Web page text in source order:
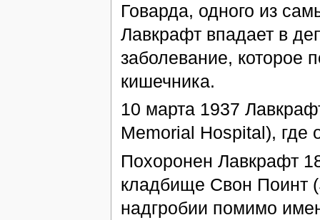
Говарда, одного из
Лавкрафт впадает в
заболевание, которое
кишечника.
10 марта 1937
Memorial Hospital), где
Похоронен Лавкрафт
кладбище Свон Поинт
надгробии помимо